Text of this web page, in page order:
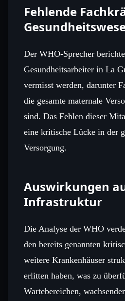
Fehlende
Der WHO‑Sprecher
Gesundheitsarbeiter in La
vermisst werden, darunter
die gesamte maternale
sind. Das Fehlen dieser
eine kritische Lücke in der
Versorgung.
Auswirkungen
Infrastruktur
Die Analyse der WHO
den bereits genannten
weitere Krankenhäuser
erlitten haben, was zu
Wartebereichen,